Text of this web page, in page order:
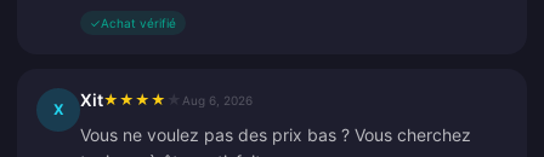
✓Achat vérifié
X Xit★ ★ ★ ★ Aug 6, 2026
Vous ne voulez pas des prix bas ? Vous cherchez